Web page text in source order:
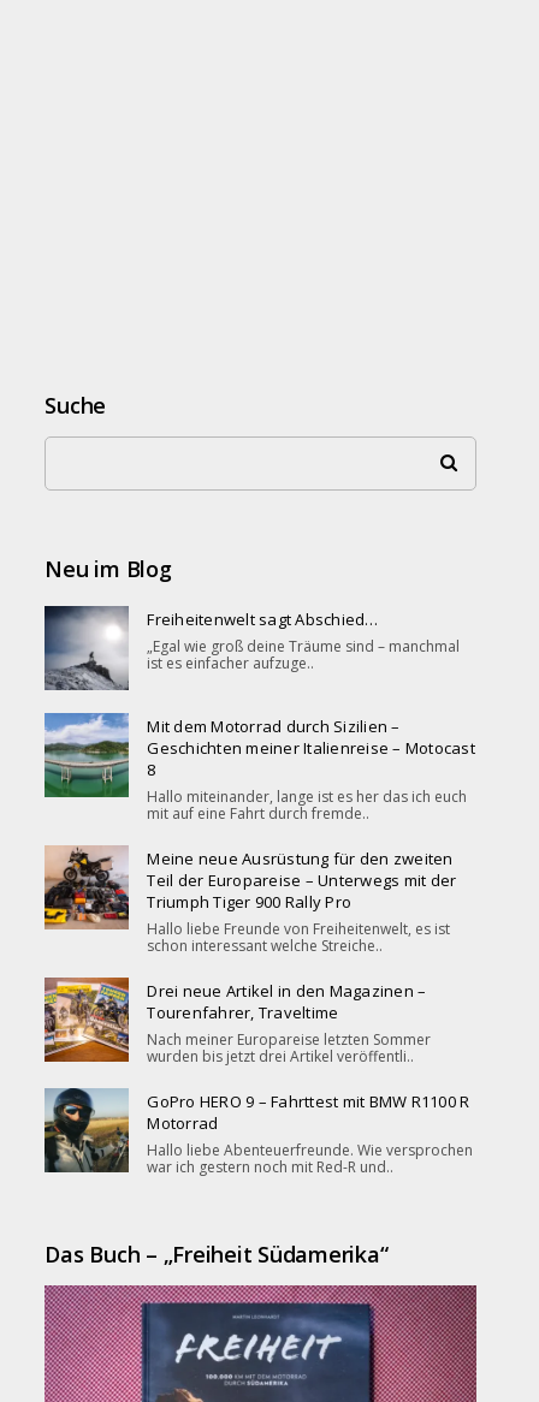
Suche
Neu im Blog
Freiheitenwelt sagt Abschied…
„Egal wie groß deine Träume sind – manchmal
ist es einfacher aufzuge..
Mit dem Motorrad durch Sizilien –
Geschichten meiner Italienreise – Motocast
8
Hallo miteinander, lange ist es her das ich euch
mit auf eine Fahrt durch fremde..
Meine neue Ausrüstung für den zweiten
Teil der Europareise – Unterwegs mit der
Triumph Tiger 900 Rally Pro
Hallo liebe Freunde von Freiheitenwelt, es ist
schon interessant welche Streiche..
Drei neue Artikel in den Magazinen –
Tourenfahrer, Traveltime
Nach meiner Europareise letzten Sommer
wurden bis jetzt drei Artikel veröffentli..
GoPro HERO 9 – Fahrttest mit BMW R1100 R
Motorrad
Hallo liebe Abenteuerfreunde. Wie versprochen
war ich gestern noch mit Red-R und..
Das Buch – „Freiheit Südamerika“